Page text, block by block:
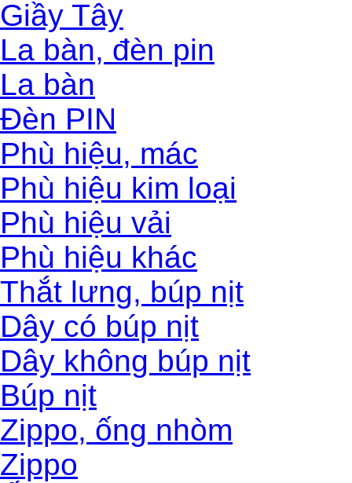
Giầy Tây
La bàn, đèn pin
La bàn
Đèn PIN
Phù hiệu, mác
Phù hiệu kim loại
Phù hiệu vải
Phù hiệu khác
Thắt lưng, búp nịt
Dây có búp nịt
Dây không búp nịt
Búp nịt
Zippo, ống nhòm
Zippo